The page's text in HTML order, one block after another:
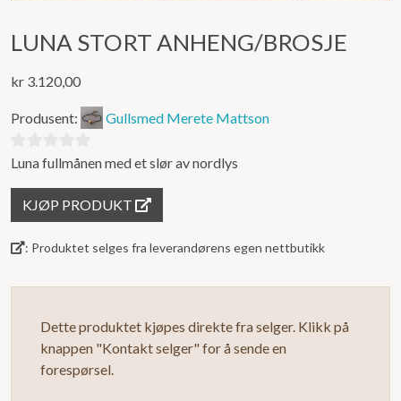
LUNA STORT ANHENG/BROSJE
kr 3.120,00
Produsent: Gullsmed Merete Mattson
0Luna fullmånen med et slør av nordlys
KJØP PRODUKT
: Produktet selges fra leverandørens egen nettbutikk
Dette produktet kjøpes direkte fra selger. Klikk på
knappen "Kontakt selger" for å sende en
forespørsel.